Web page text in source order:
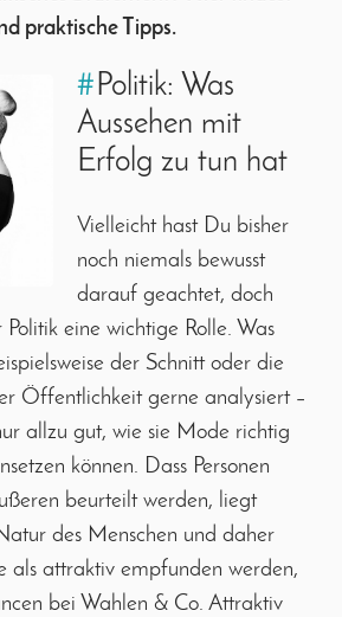
praktische Tipps.
#Politik: Was
Aussehen mit
Erfolg zu tun hat
Vielleicht hast Du bisher
noch niemals bewusst
darauf geachtet, doch
eine wichtige Rolle. Was
der Schnitt oder die
Öffentlichkeit gerne analysiert –
allzu gut, wie sie Mode richtig
können. Dass Personen
beurteilt werden, liegt
des Menschen und daher
als attraktiv empfunden werden,
bei Wahlen & Co. Attraktiv